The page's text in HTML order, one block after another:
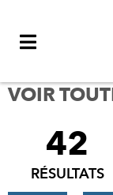
VOIR
FILTRER
RÉSULTATS
42
RÉSULTATS